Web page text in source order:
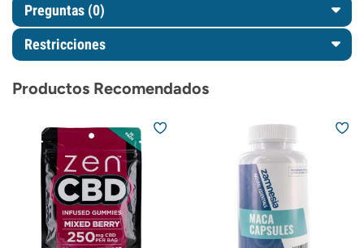
Preguntas (0)
Restricciones
Productos Recomendados